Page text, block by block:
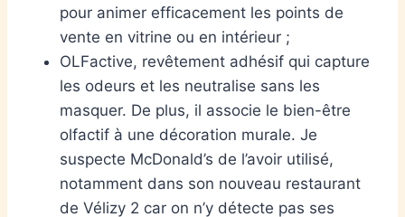
pour animer efficacement les points de
vente en vitrine ou en intérieur ;
OLFactive, revêtement adhésif qui capture
les odeurs et les neutralise sans les
masquer. De plus, il associe le bien-être
olfactif à une décoration murale. Je
suspecte McDonald’s de l’avoir utilisé,
notamment dans son nouveau restaurant
de Vélizy 2 car on n’y détecte pas ses